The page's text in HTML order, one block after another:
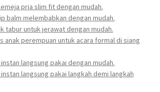
pria slim fit dengan mudah.
balm melembabkan dengan mudah.
tabur untuk jerawat dengan mudah.
anak perempuan untuk acara formal di siang
langsung pakai dengan mudah.
langsung pakai langkah demi langkah